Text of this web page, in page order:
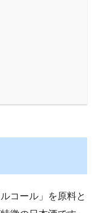
コール」を原料と